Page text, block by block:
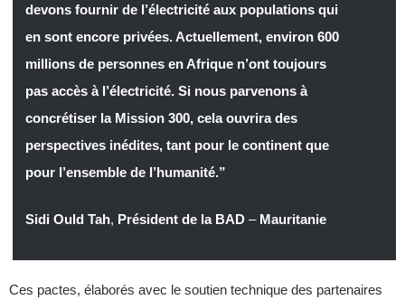
devons fournir de l’électricité aux populations qui
en sont encore privées. Actuellement, environ 600
millions de personnes en Afrique n’ont toujours
pas accès à l’électricité. Si nous parvenons à
concrétiser la Mission 300, cela ouvrira des
perspectives inédites, tant pour le continent que
pour l’ensemble de l’humanité.”
Sidi Ould Tah, Président de la BAD– Mauritanie
Ces pactes, élaborés avec le soutien technique des partenaires